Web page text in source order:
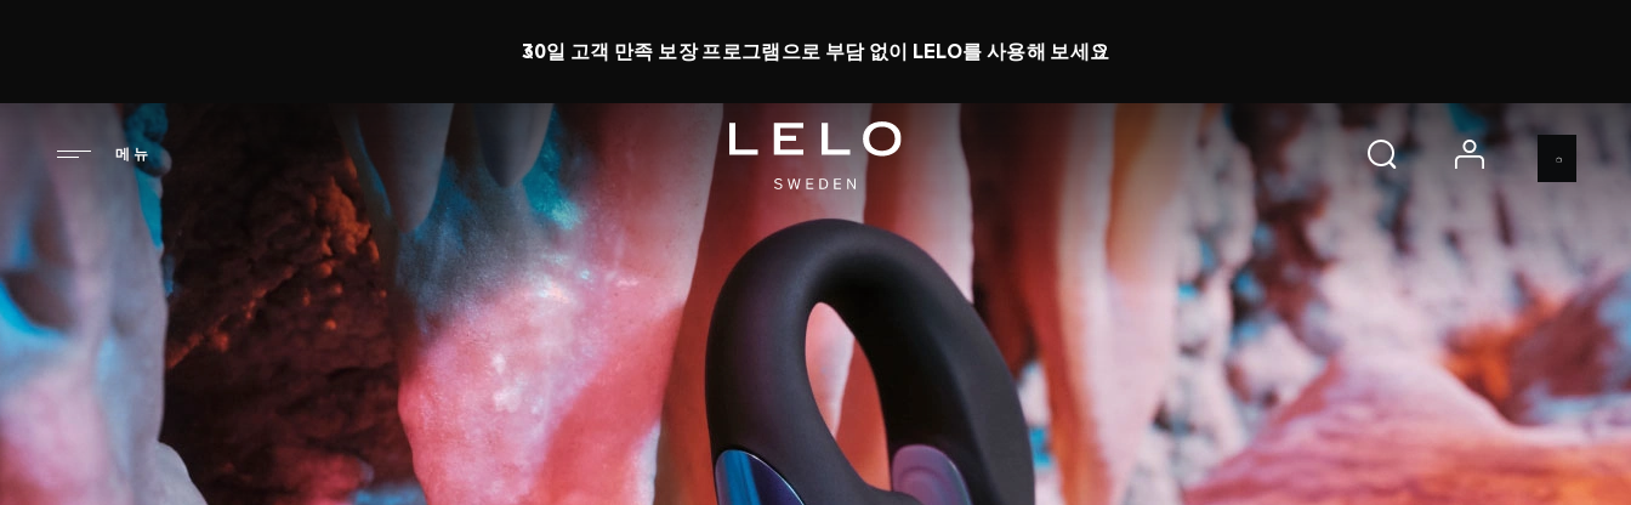
텐
뛰
기
오르가즘 데이: 최대 50%까지 할인받고 무료 토이를 받으세요 0 d 3 h 59 m 57 s
메뉴 account